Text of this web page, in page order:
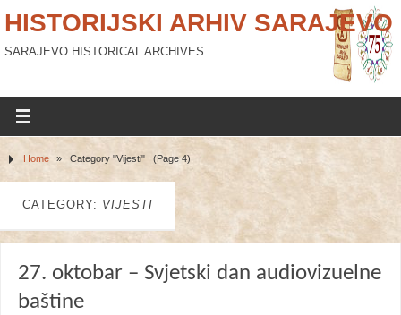
HISTORIJSKI ARHIV SARAJEVO
SARAJEVO HISTORICAL ARCHIVES
Home » Category "Vijesti" (Page 4)
CATEGORY: VIJESTI
27. oktobar – Svjetski dan audiovizuelne
baštine